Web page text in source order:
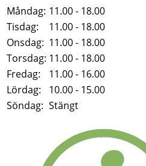
Måndag: 11.00 - 18.00
Tisdag:
11.00 - 18.00
Onsdag: 11.00 - 18.00
Torsdag: 11.00 - 18.00
Fredag:
11.00 - 16.00
Lördag:
10.00 - 15.00
Söndag: Stängt